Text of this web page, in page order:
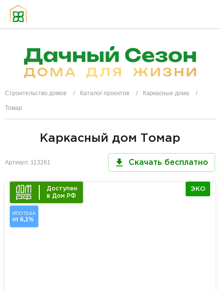
Строительство домов Каталог проектов Каркасные дома
Томар
Каркасный дом Томар
Артикул: 113261 Скачать бесплатно
Доступен
в Дом РФ
ИПОТЕКА
от 6,1%
ЭКО